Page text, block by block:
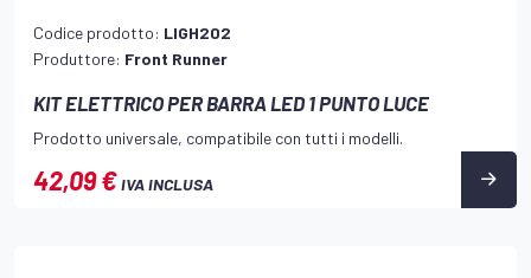
Codice prodotto: LIGH202
Produttore: Front Runner
KIT ELETTRICO PER BARRA LED 1 PUNTO LUCE
Prodotto universale, compatibile con tutti i modelli.
42,09 €IVA INCLUSA